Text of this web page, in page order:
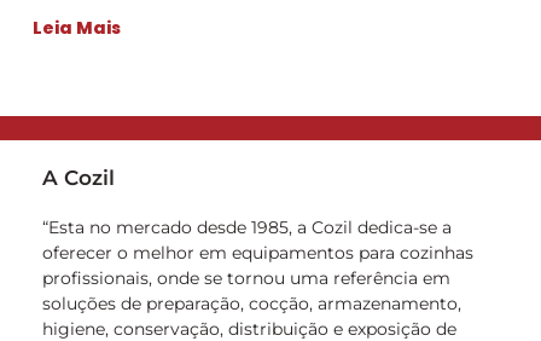
Leia Mais
A Cozil
“Esta no mercado desde 1985, a Cozil dedica-se a
oferecer o melhor em equipamentos para cozinhas
profissionais, onde se tornou uma referência em
soluções de preparação, cocção, armazenamento,
higiene, conservação, distribuição e exposição de